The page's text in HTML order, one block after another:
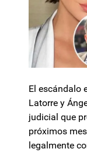
El escándalo
Latorre y
judicial que
próximos
legalmente